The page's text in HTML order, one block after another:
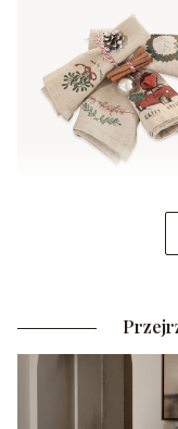
Serwetka, zestaw